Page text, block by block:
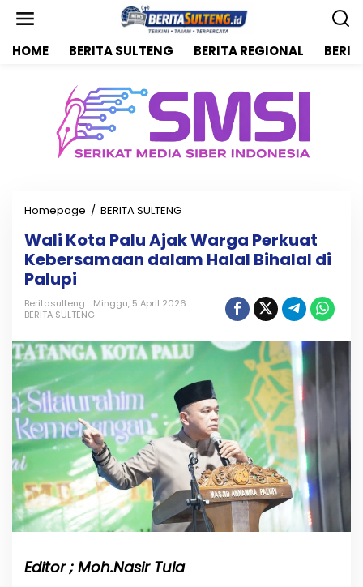
HOME BERITA SULTENG BERITA REGIONAL
Homepage / BERITA SULTENG
l
i
t
a
l
j
a
k
W
a
r
g
a
P
r
Wali Kota Palu Ajak Warga Perkuat
Kebersamaan dalam Halal Bihalal di
Palupi
Beritasulteng
Minggu, 5 April 2026
BERITA SULTENG
Editor ; Moh.Nasir Tula